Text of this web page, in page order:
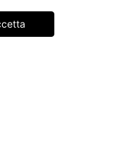
GmbH, TikTok
informazioni sul